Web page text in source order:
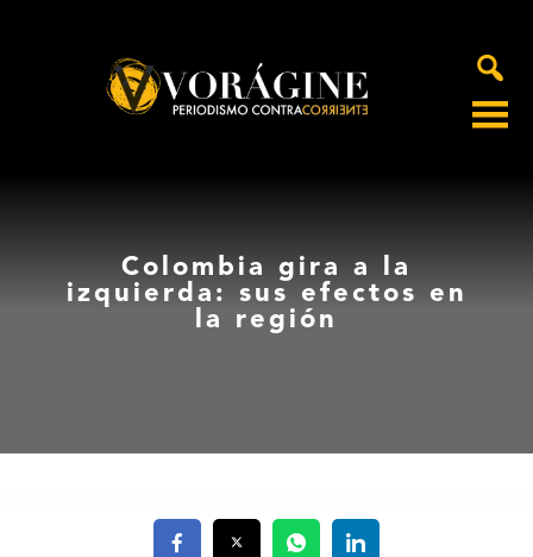
Colombia gira a la
izquierda: sus efectos en
la región